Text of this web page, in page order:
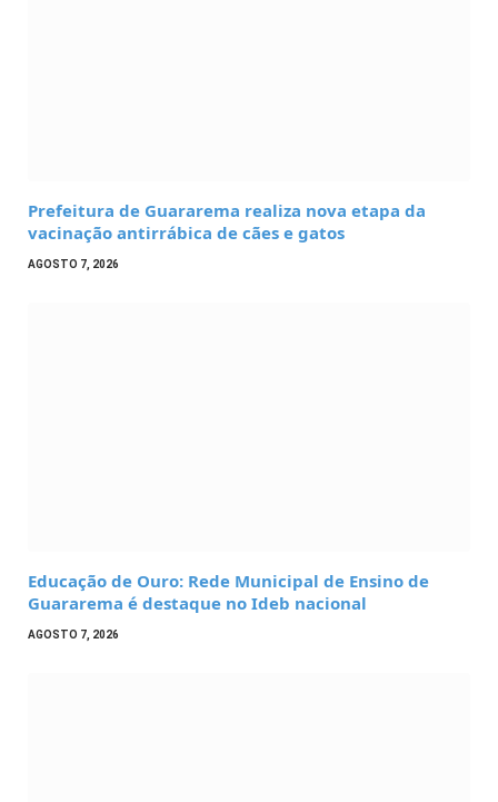
Prefeitura de Guararema realiza nova etapa da
vacinação antirrábica de cães e gatos
AGOSTO 7, 2026
Educação de Ouro: Rede Municipal de Ensino de
Guararema é destaque no Ideb nacional
AGOSTO 7, 2026